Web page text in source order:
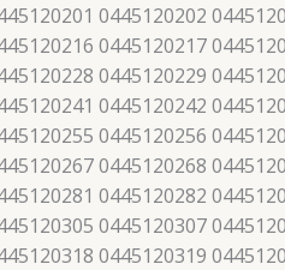
0445120202
0445120217
0445120229
0445120242
0445120256
0445120268
0445120282
0445120307
0445120319